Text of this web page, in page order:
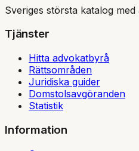
Sveriges största katalog
Tjänster
Hitta advokatbyrå
Rättsområden
Juridiska guider
Domstolsavgöranden
Statistik
Information